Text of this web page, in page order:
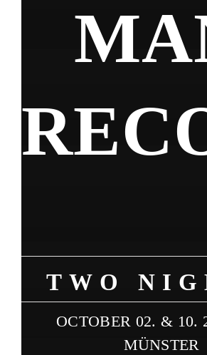
TWO
OCTOBER 02. &
MÜNSTER